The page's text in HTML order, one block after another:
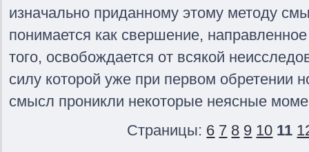
изначально приданному этому методу
понимается как свершение,
того, освобождается от всякой
силу которой уже при первом обретении
смысл проникли некоторые неясные
Страницы: 6 7 8 9 10 11